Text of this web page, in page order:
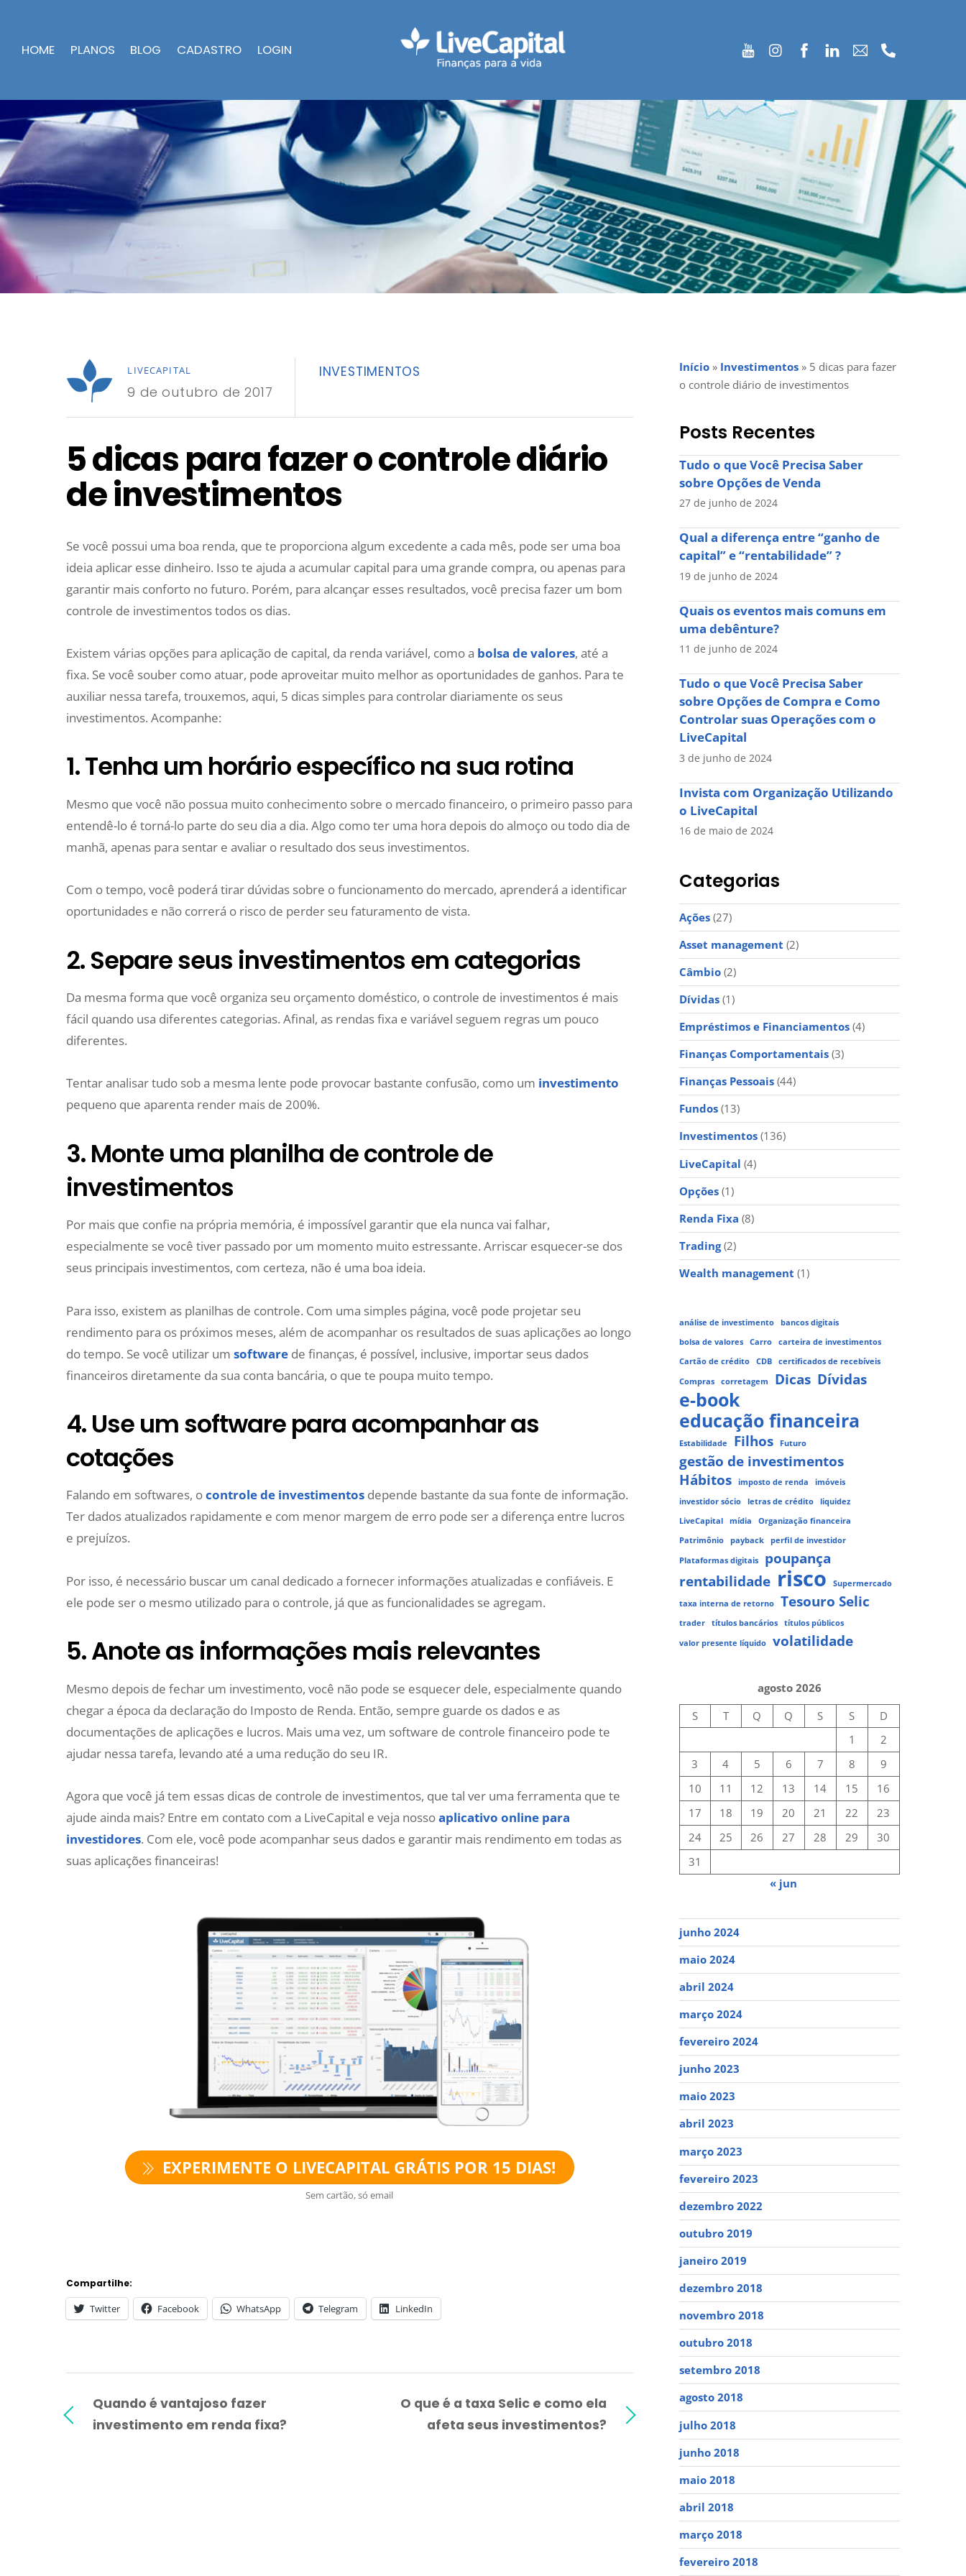
HOME PLANOS BLOG CADASTRO LOGIN
LIVECAPITAL
9 de outubro de 2017
INVESTIMENTOS
5 dicas para fazer o controle diário
de investimentos
Se você possui uma boa renda, que te proporciona algum excedente a cada mês, pode ser uma boa
ideia aplicar esse dinheiro. Isso te ajuda a acumular capital para uma grande compra, ou apenas para
garantir mais conforto no futuro. Porém, para alcançar esses resultados, você precisa fazer um bom
controle de investimentos todos os dias.
Existem várias opções para aplicação de capital, da renda variável, como a bolsa de valores, até a
fixa. Se você souber como atuar, pode aproveitar muito melhor as oportunidades de ganhos. Para te
auxiliar nessa tarefa, trouxemos, aqui, 5 dicas simples para controlar diariamente os seus
investimentos. Acompanhe:
1. Tenha um horário específico na sua rotina
Mesmo que você não possua muito conhecimento sobre o mercado financeiro, o primeiro passo para
entendê-lo é torná-lo parte do seu dia a dia. Algo como ter uma hora depois do almoço ou todo dia de
manhã, apenas para sentar e avaliar o resultado dos seus investimentos.
Com o tempo, você poderá tirar dúvidas sobre o funcionamento do mercado, aprenderá a identificar
oportunidades e não correrá o risco de perder seu faturamento de vista.
2. Separe seus investimentos em categorias
Da mesma forma que você organiza seu orçamento doméstico, o controle de investimentos é mais
fácil quando usa diferentes categorias. Afinal, as rendas fixa e variável seguem regras um pouco
diferentes.
Tentar analisar tudo sob a mesma lente pode provocar bastante confusão, como um investimento
pequeno que aparenta render mais de 200%.
3. Monte uma planilha de controle de
investimentos
Por mais que confie na própria memória, é impossível garantir que ela nunca vai falhar,
especialmente se você tiver passado por um momento muito estressante. Arriscar esquecer-se dos
seus principais investimentos, com certeza, não é uma boa ideia.
Para isso, existem as planilhas de controle. Com uma simples página, você pode projetar seu
rendimento para os próximos meses, além de acompanhar os resultados de suas aplicações ao longo
do tempo. Se você utilizar um software de finanças, é possível, inclusive, importar seus dados
financeiros diretamente da sua conta bancária, o que te poupa muito tempo.
4. Use um software para acompanhar as
cotações
Falando em softwares, ocontrole de investimentos depende bastante da sua fonte de informação.
Ter dados atualizados rapidamente e com menor margem de erro pode ser a diferença entre lucros
e prejuízos.
Por isso, é necessário buscar um canal dedicado a fornecer informações atualizadas e confiáveis. E
ele pode ser o mesmo utilizado para o controle, já que as funcionalidades se agregam.
5. Anote as informações mais relevantes
Mesmo depois de fechar um investimento, você não pode se esquecer dele, especialmente quando
chegar a época da declaração do Imposto de Renda. Então, sempre guarde os dados e as
documentações de aplicações e lucros. Mais uma vez, um software de controle financeiro pode te
ajudar nessa tarefa, levando até a uma redução do seu IR.
Agora que você já tem essas dicas de controle de investimentos, que tal ver uma ferramenta que te
ajude ainda mais? Entre em contato com a LiveCapital e veja nossoaplicativo online para
investidores. Com ele, você pode acompanhar seus dados e garantir mais rendimento em todas as
suas aplicações financeiras!
EXPERIMENTE O LIVECAPITAL GRÁTIS POR 15 DIAS!
Sem cartão, só email
Compartilhe:
Twitter Facebook WhatsApp Telegram LinkedIn
Quando é vantajoso fazer
investimento em renda fixa?
O que é a taxa Selic e como ela
afeta seus investimentos?
Início » Investimentos »5 dicas para fazer
o controle diário de investimentos
Posts Recentes
Tudo o que Você Precisa Saber
sobre Opções de Venda
27 de junho de 2024
Qual a diferença entre “ganho de
capital” e “rentabilidade” ?
19 de junho de 2024
Quais os eventos mais comuns em
uma debênture?
11 de junho de 2024
Tudo o que Você Precisa Saber
sobre Opções de Compra e Como
Controlar suas Operações com o
LiveCapital
3 de junho de 2024
Invista com Organização Utilizando
o LiveCapital
16 de maio de 2024
Categorias
Ações(27)
Asset management (2)
Câmbio(2)
Dívidas(1)
Empréstimos e Financiamentos(4)
Finanças Comportamentais(3)
Finanças Pessoais(44)
Fundos(13)
Investimentos(136)
LiveCapital (4)
Opções(1)
Renda Fixa (8)
Trading(2)
Wealth management (1)
análise de investimento
bancos digitais
bolsa de valores
Carro
carteira de investimentos
Cartão de crédito
CDB
certificados de recebíveis
Compras
corretagem Dicas Dívidas
e-book
educação financeira
Estabilidade Filhos Futuro
gestão de investimentos
Hábitos
imposto de renda
imóveis
investidor sócio
letras de crédito
liquidez
LiveCapital
mídia
Organização financeira
Patrimônio
payback
perfil de investidor
Plataformas digitais
poupança
rentabilidade risco
Supermercado
taxa interna de retorno
Tesouro Selic
trader títulos bancários
títulos públicos
valor presente líquido
volatilidade
agosto 2026
S
T Q Q S S
D
1
2
3
4 5 6 7 8
9
10
11 12 13 14 15
16
17
18 19 20 21 22
23
24
25 26 27 28 29
30
31
« jun
junho 2024
maio 2024
abril 2024
março 2024
fevereiro 2024
junho 2023
maio 2023
abril 2023
março 2023
fevereiro 2023
dezembro 2022
outubro 2019
janeiro 2019
dezembro 2018
novembro 2018
outubro 2018
setembro 2018
agosto 2018
julho 2018
junho 2018
maio 2018
abril 2018
março 2018
fevereiro 2018